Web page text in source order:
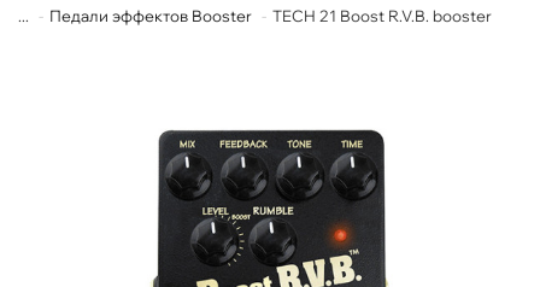
... Педали эффектов Booster TECH 21 Boost R.V.B. booster